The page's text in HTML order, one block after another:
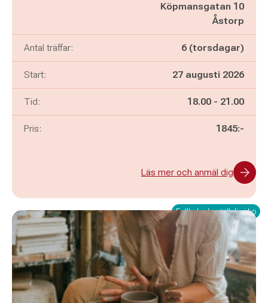
Köpmansgatan 10
Åstorp
Antal träffar: 6 (torsdagar)
Start: 27 augusti 2026
Tid: Pågår mellan
18.00 - och
21.00
Pris: 1845:-
Läs mer och anmäl dig
Fullbokad - ställ dig i kö